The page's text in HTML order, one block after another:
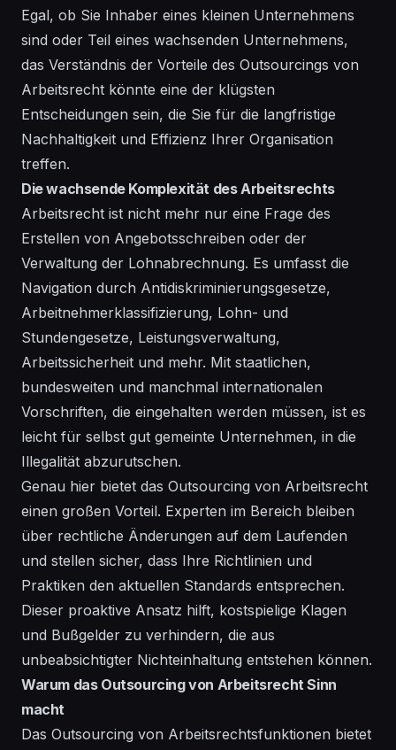
Egal, ob Sie Inhaber eines kleinen Unternehmens
sind oder Teil eines wachsenden Unternehmens,
das Verständnis der Vorteile des Outsourcings von
Arbeitsrecht könnte eine der klügsten
Entscheidungen sein, die Sie für die langfristige
Nachhaltigkeit und Effizienz Ihrer Organisation
treffen.
Die wachsende Komplexität des Arbeitsrechts
Arbeitsrecht ist nicht mehr nur eine Frage des
Erstellen von Angebotsschreiben oder der
Verwaltung der Lohnabrechnung. Es umfasst die
Navigation durch Antidiskriminierungsgesetze,
Arbeitnehmerklassifizierung, Lohn- und
Stundengesetze, Leistungsverwaltung,
Arbeitssicherheit und mehr. Mit staatlichen,
bundesweiten und manchmal internationalen
Vorschriften, die eingehalten werden müssen, ist es
leicht für selbst gut gemeinte Unternehmen, in die
Illegalität abzurutschen.
Genau hier bietet das Outsourcing von Arbeitsrecht
einen großen Vorteil. Experten im Bereich bleiben
über rechtliche Änderungen auf dem Laufenden
und stellen sicher, dass Ihre Richtlinien und
Praktiken den aktuellen Standards entsprechen.
Dieser proaktive Ansatz hilft, kostspielige Klagen
und Bußgelder zu verhindern, die aus
unbeabsichtigter Nichteinhaltung entstehen können.
Warum das Outsourcing von Arbeitsrecht Sinn
macht
Das Outsourcing von Arbeitsrechtsfunktionen bietet